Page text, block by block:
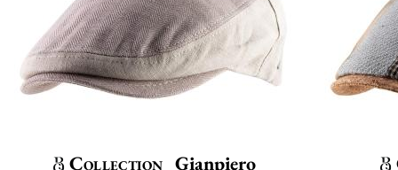
Collection Gianpiero